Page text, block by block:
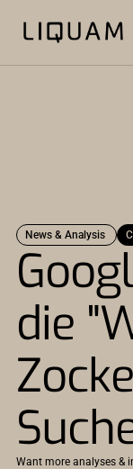
News & Analysis
die
Want more analyses &